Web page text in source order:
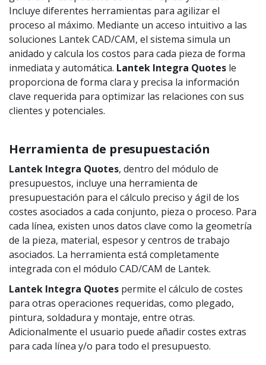
Incluye diferentes herramientas para agilizar el
proceso al máximo. Mediante un acceso intuitivo a las
soluciones Lantek CAD/CAM, el sistema simula un
anidado y calcula los costos para cada pieza de forma
inmediata y automática. Lantek Integra Quotes le
proporciona de forma clara y precisa la información
clave requerida para optimizar las relaciones con sus
clientes y potenciales.
Herramienta de presupuestación
Lantek Integra Quotes, dentro del módulo de
presupuestos, incluye una herramienta de
presupuestación para el cálculo preciso y ágil de los
costes asociados a cada conjunto, pieza o proceso. Para
cada línea, existen unos datos clave como la geometría
de la pieza, material, espesor y centros de trabajo
asociados. La herramienta está completamente
integrada con el módulo CAD/CAM de Lantek.
Lantek Integra Quotes permite el cálculo de costes
para otras operaciones requeridas, como plegado,
pintura, soldadura y montaje, entre otras.
Adicionalmente el usuario puede añadir costes extras
para cada línea y/o para todo el presupuesto.